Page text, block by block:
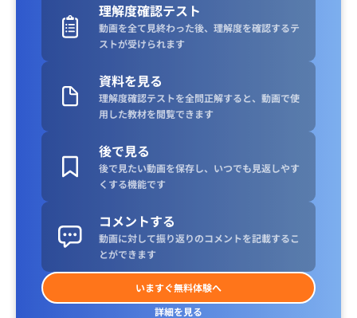
理解度確認テスト
動画を全て見終わった後、理解度を確認するテ
ストが受けられます
資料を見る
理解度確認テストを全問正解すると、動画で使
用した教材を閲覧できます
後で見る
後で見たい動画を保存し、いつでも見返しやす
くする機能です
コメントする
動画に対して振り返りのコメントを記載するこ
とができます
いますぐ無料体験へ
詳細を見る